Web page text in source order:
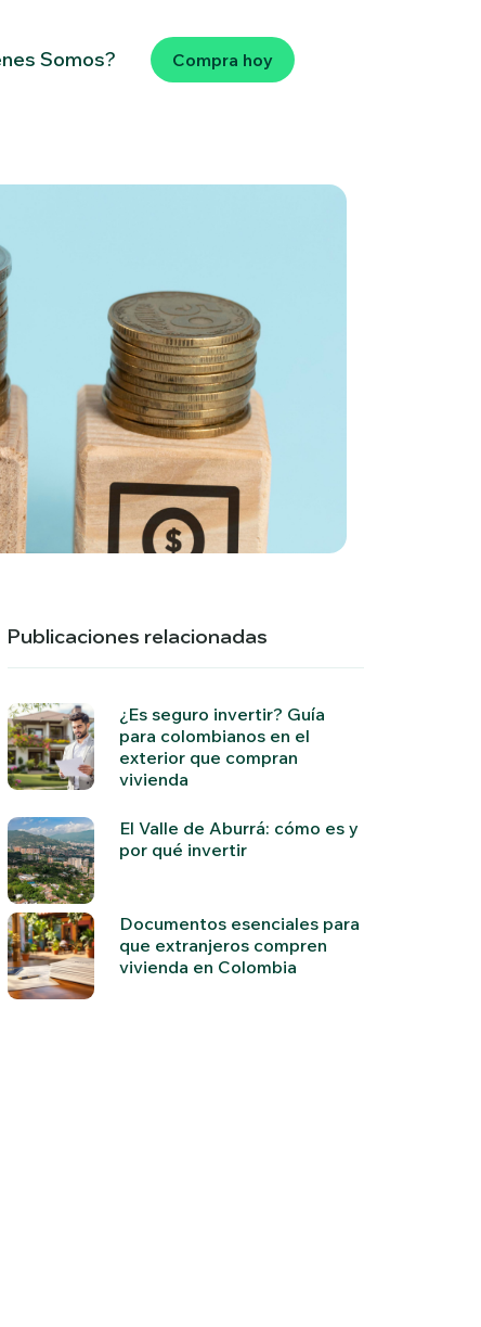
Somos? Compra hoy
Publicaciones relacionadas
¿Es seguro invertir? Guía
para colombianos en el
exterior que compran
vivienda
El Valle de Aburrá: cómo es y
por qué invertir
Documentos esenciales para
que extranjeros compren
vivienda en Colombia